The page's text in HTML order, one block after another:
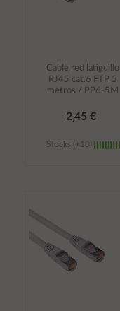
Cable red latiguillo
RJ45 cat.6 FTP 5
metros / PP6-5M
2,45 €
Stocks (+10)